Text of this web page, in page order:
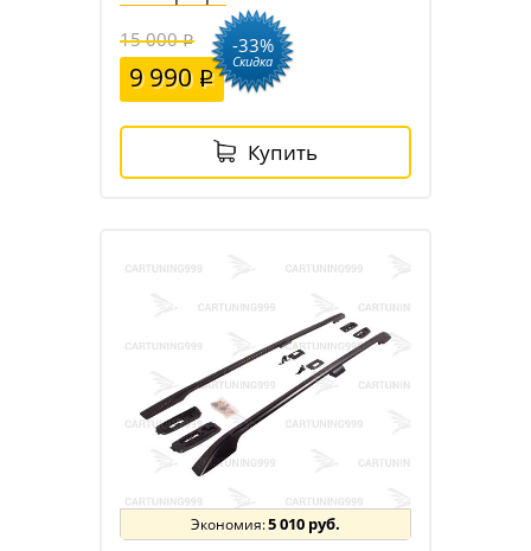
15 000
9 990
-33%
Скидка
Купить
5 010 руб.